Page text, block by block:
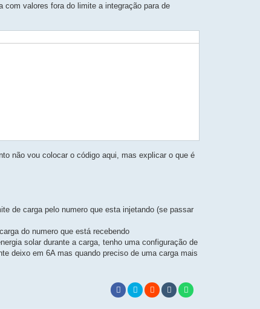
valores fora do limite a integração para de
não vou colocar o código aqui, mas explicar o que é
de carga pelo numero que esta injetando (se passar
do numero que está recebendo
solar durante a carga, tenho uma configuração de
deixo em 6A mas quando preciso de uma carga mais